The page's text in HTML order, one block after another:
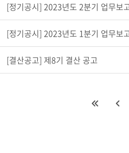
[정기공시] 2023년도 2분기 업무보
[정기공시] 2023년도 1분기 업무보
[결산공고] 제8기 결산 공고